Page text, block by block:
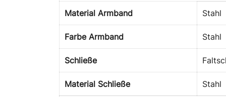
Material Armband Stahl
Farbe Armband Stahl
Schließe
Material Schließe Stahl